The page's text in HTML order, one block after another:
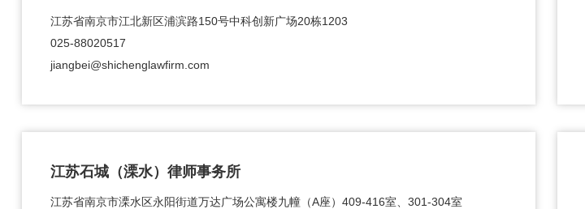
江苏省南京市江北新区浦滨路150号中科创新广场20栋1203
025-88020517
jiangbei@shichenglawfirm.com
江苏石城（溧水）律师事务所
江苏省南京市溧水区永阳街道万达广场公寓楼九幢（A座）409-416室、301-304室